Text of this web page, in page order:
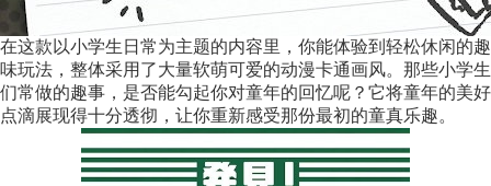
在这款以小学生日常为主题的内容里，你能体验到轻松休闲的趣
味玩法，整体采用了大量软萌可爱的动漫卡通画风。那些小学生
们常做的趣事，是否能勾起你对童年的回忆呢？它将童年的美好
点滴展现得十分透彻，让你重新感受那份最初的童真乐趣。